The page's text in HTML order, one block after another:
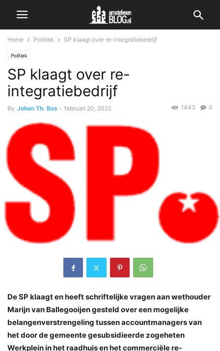
Home Politiek SP klaagt over re-integratiebedrijf
Politiek
SP klaagt over re-
integratiebedrijf
By Johan Th. Bos - februari 20, 2022 0
1443
De SP klaagt en heeft schriftelijke vragen aan wethouder
Marijn van Ballegooijen gesteld over een mogelijke
belangenverstrengeling tussen accountmanagers van
het door de gemeente gesubsidieerde zogeheten
Werkplein in het raadhuis en het commerciële re-